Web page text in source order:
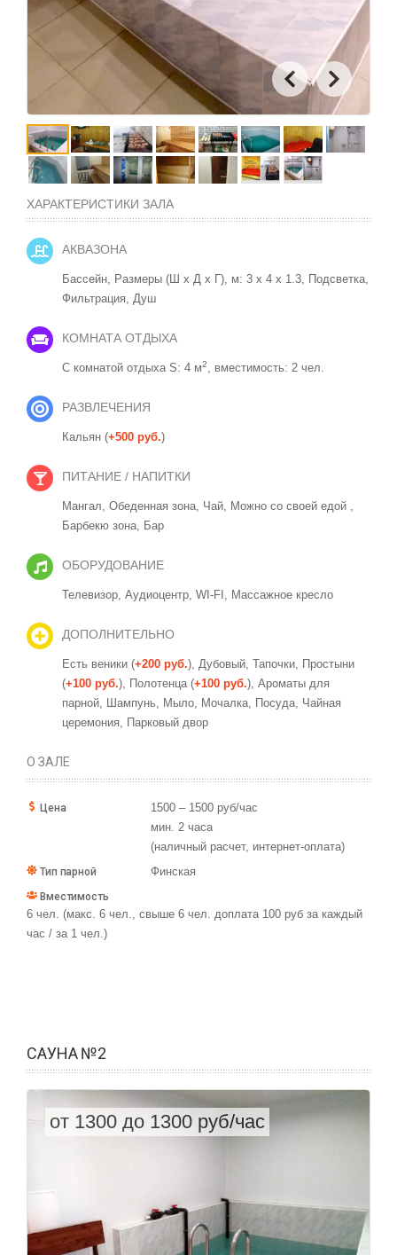
ХАРАКТЕРИСТИКИ ЗАЛА
АКВАЗОНА
Бассейн, Размеры (Ш x Д x Г), м: 3 x 4 x 1.3, Подсветка,
Фильтрация, Душ
КОМНАТА ОТДЫХА
С комнатой отдыха S: 4 м2 , вместимость: 2 чел.
РАЗВЛЕЧЕНИЯ
Кальян (+500 руб.)
ПИТАНИЕ / НАПИТКИ
Мангал, Обеденная зона, Чай, Можно со своей едой ,
Барбекю зона, Бар
ОБОРУДОВАНИЕ
Телевизор, Аудиоцентр, WI-FI, Массажное кресло
ДОПОЛНИТЕЛЬНО
Есть веники (+200 руб.), Дубовый, Тапочки, Простыни
(+100 руб.), Полотенца (+100 руб.), Ароматы для
парной, Шампунь, Мыло, Мочалка, Посуда, Чайная
церемония, Парковый двор
О ЗАЛЕ
Цена
1500 – 1500 руб/час
мин. 2 часа
(наличный расчет, интернет-оплата)
Тип парной Финская
Вместимость
6 чел. (макс. 6 чел., свыше 6 чел. доплата 100 руб за каждый
час / за 1 чел.)
САУНА №2
от 1300 до 1300 руб/час